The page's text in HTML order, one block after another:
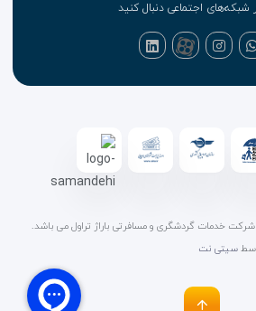
شبکه‌های اجتماعی دنبال کنید
خدمات گردشگری و مسافرتی باراژ تراول می باشد.
سیتی نت